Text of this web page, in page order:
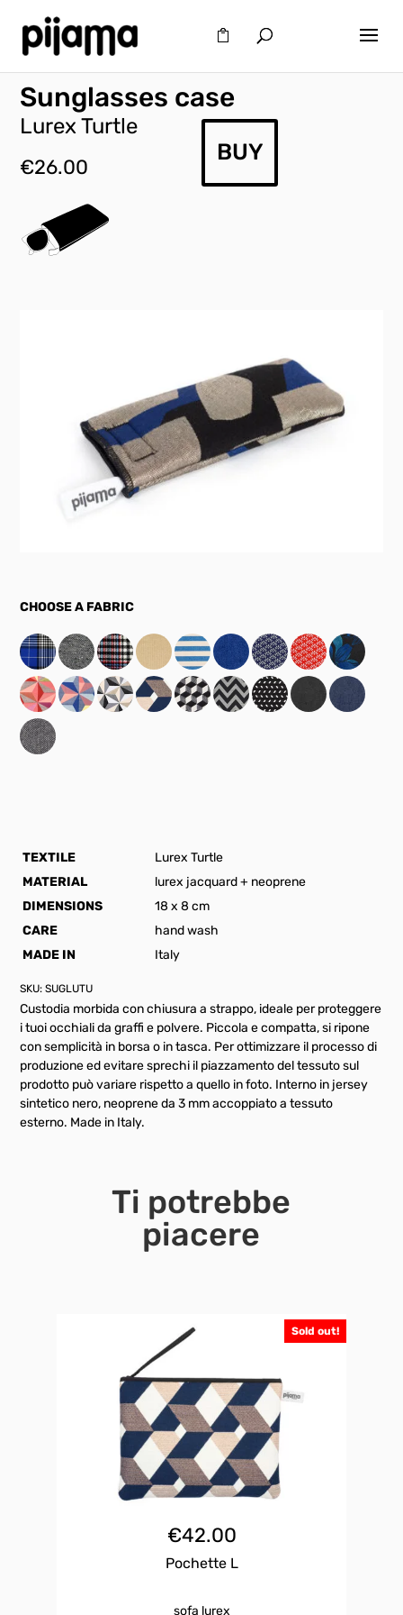
Sunglasses case
Lurex Turtle
€26.00
BUY
TEXTILE
Lurex Turtle
MATERIAL
lurex jacquard + neoprene
DIMENSIONS
18 x 8 cm
CARE
hand wash
MADE IN
Italy
SKU:SUGLUTU
Custodia morbida con chiusura a strappo, ideale per proteggere
i tuoi occhiali da graffi e polvere. Piccola e compatta, si ripone
con semplicità in borsa o in tasca. Per ottimizzare il processo di
produzione ed evitare sprechi il piazzamento del tessuto sul
prodotto può variare rispetto a quello in foto. Interno in jersey
sintetico nero, neoprene da 3 mm accoppiato a tessuto
esterno. Made in Italy.
Ti potrebbe
piacere
Sold out!
€42.00
Pochette L
sofa lurex